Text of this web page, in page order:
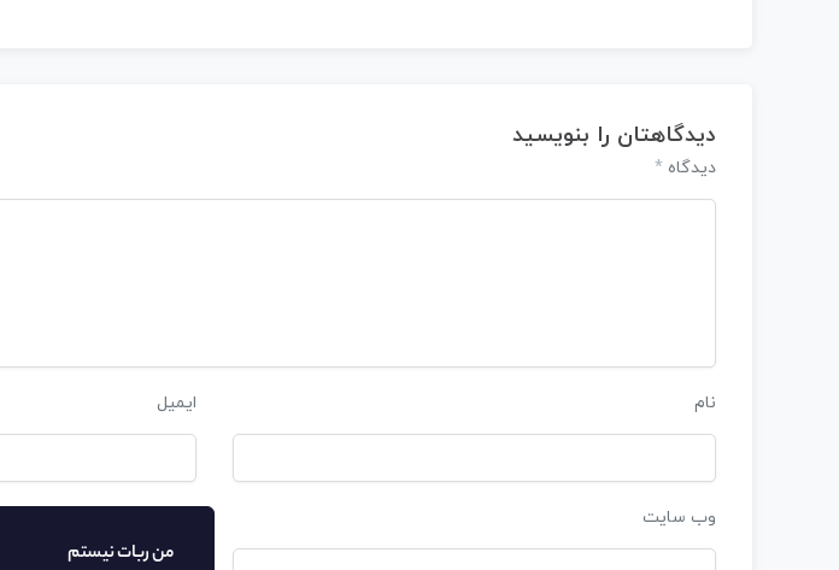
دیدگاهتان را بنویسید
دیدگاه *
نام ایمیل
وب‌ سایت
من ربات نیستم